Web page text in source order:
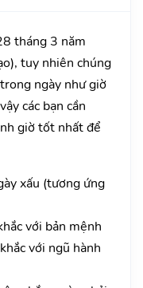
tháng 3 năm
tuy nhiên chúng
ngày như giờ
các bạn cần
giờ tốt nhất để
xấu (tương ứng
với bản mệnh
với ngũ hành